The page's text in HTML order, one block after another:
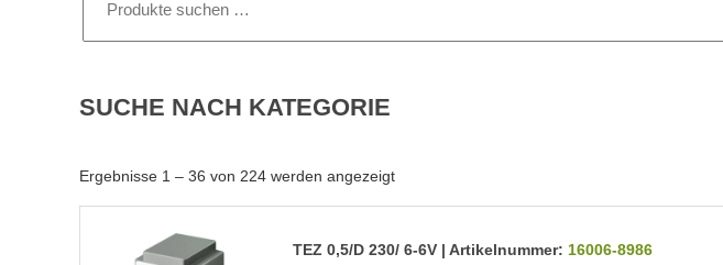
nach:
SUCHE NACH KATEGORIE
Ergebnisse 1 – 36 von 224 werden angezeigt
TEZ 0,5/D 230/ 6-6V | Artikelnummer: 16006-8986